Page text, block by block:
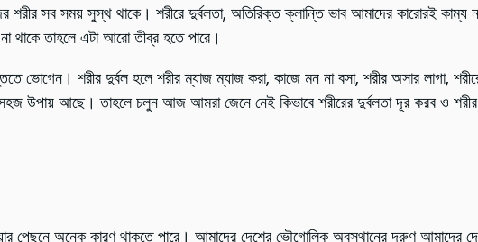
সব সময় সুস্থ থাকে। শরীরে দুর্বলতা, অতিরিক্ত ক্লান্তি ভাব আমাদের কারোরই কাম্য
থাকে তাহলে এটা আরো তীব্র হতে পারে।
ভোগেন। শরীর দুর্বল হলে শরীর ম্যাজ ম্যাজ করা, কাজে মন না বসা, শরীর অসার লাগা,
উপায় আছে। তাহলে চলুন আজ আমরা জেনে নেই কিভাবে শরীরের দুর্বলতা দূর করব ও শরীর
পেছনে অনেক কারণ থাকতে পারে। আমাদের দেশের ভৌগোলিক অবস্থানের দরুণ আমাদের